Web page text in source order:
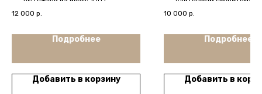
Восстанавливающий крем для
12 000 р.
Подробнее
Добавить в корзину
шт.)
Голубая косметичка
10 000 р.
Подробнее
Добавить в